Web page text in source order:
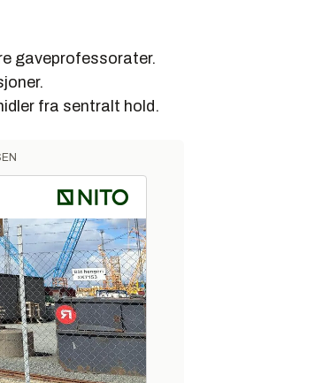
gaveprofessorater.
fra sentralt hold.